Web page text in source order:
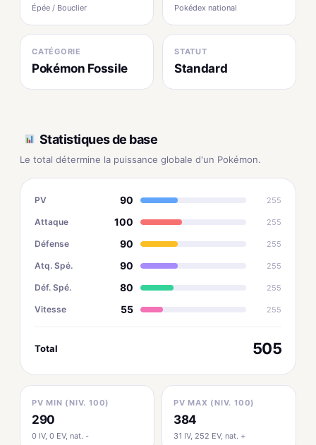
Épée / Bouclier Pokédex national
CATÉGORIE
Pokémon Fossile
STATUT
Standard
Statistiques de base
Le total détermine la puissance globale d'un Pokémon.
PV 90 255
Attaque 100 255
Défense 90 255
Atq. Spé. 90 255
Déf. Spé. 80 255
Vitesse 55 255
Total 505
PV MIN (NIV. 100)
290
0 IV, 0 EV, nat. -
PV MAX (NIV. 100)
384
31 IV, 252 EV, nat. +